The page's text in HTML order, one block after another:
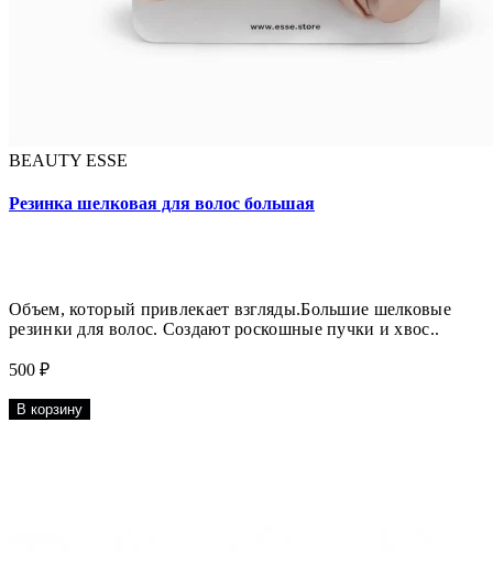
BEAUTY ESSE
Резинка шелковая для волос большая
Объем, который привлекает взгляды.Большие шелковые
резинки для волос. Создают роскошные пучки и хвос..
500 ₽
В корзину